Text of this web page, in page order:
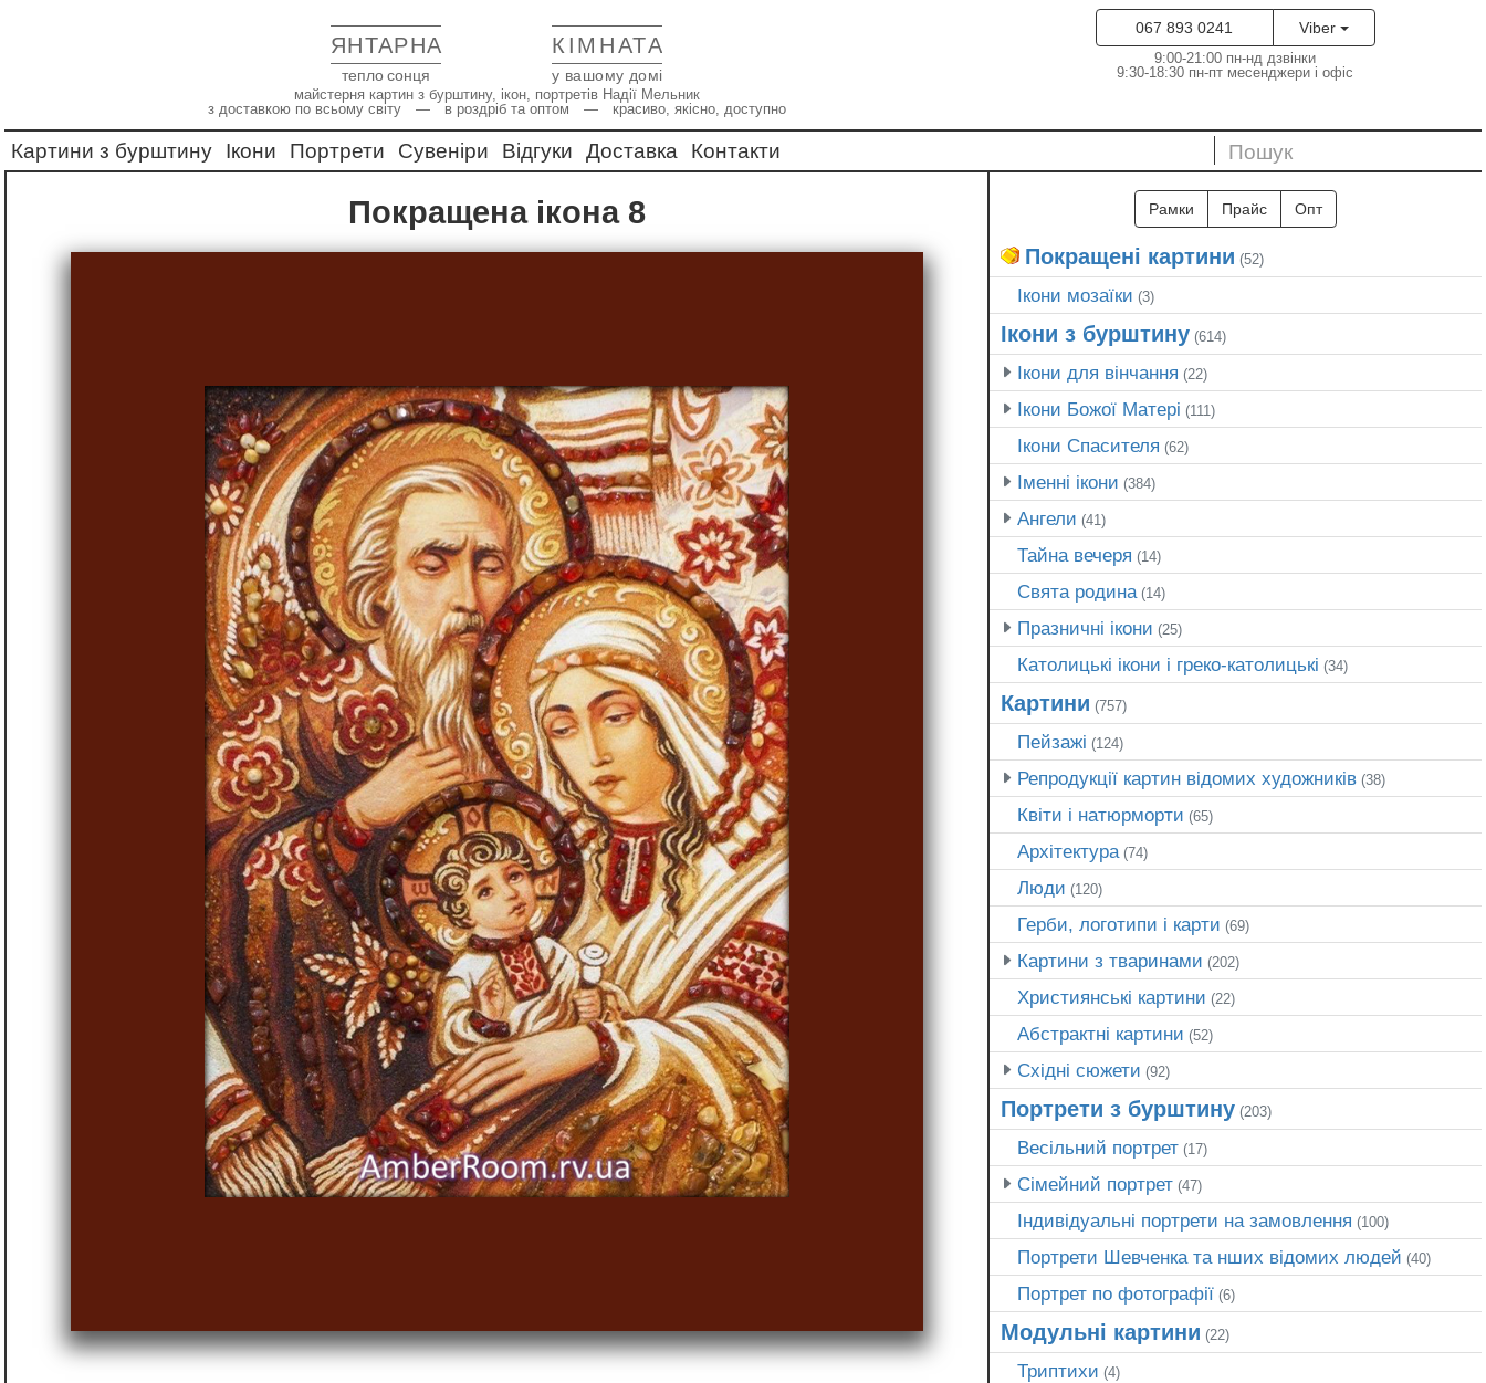
ЯНТАРНА КІМНАТА
тепло сонця у вашому домі
майстерня картин з бурштину, ікон, портретів Надії Мельник
з доставкою по всьому світу — в роздріб та оптом — красиво, якісно, доступно
067 893 0241 Viber
9:00-21:00 пн-нд дзвінки
9:30-18:30 пн-пт месенджери і офіс
Картини з бурштину Ікони Портрети Сувеніри Відгуки Доставка Контакти
Покращена ікона 8 Рамки Прайс Опт
Покращені картини (52)
Ікони мозаїки (3)
Ікони з бурштину(614)
Ікони для вінчання (22)
Ікони Божої Матері (111)
Ікони Спасителя (62)
Іменні ікони (384)
Ангели (41)
Тайна вечеря (14)
Свята родина(14)
Празничні ікони (25)
Католицькі ікони і греко-католицькі (34)
Картини (757)
Пейзажі (124)
Репродукції картин відомих художників(38)
Квіти і натюрморти (65)
Архітектура(74)
Люди (120)
Герби, логотипи і карти (69)
Картини з тваринами (202)
Християнські картини (22)
Абстрактні картини (52)
Східні сюжети (92)
Портрети з бурштину(203)
Весільний портрет(17)
Сімейний портрет(47)
Індивідуальні портрети на замовлення (100)
Портрети Шевченка та нших відомих людей (40)
Портрет по фотографії (6)
Модульні картини (22)
Триптихи (4)